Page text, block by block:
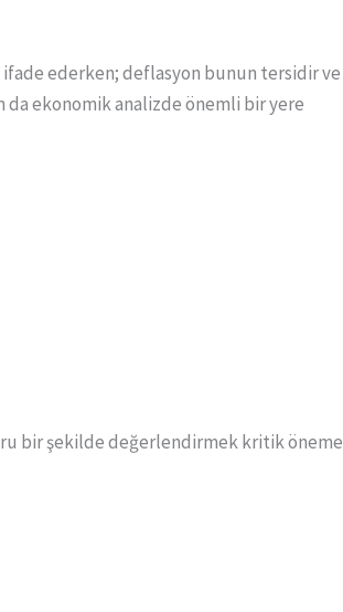
ederken; deflasyon bunun tersidir ve
ekonomik analizde önemli bir yere
bir şekilde değerlendirmek kritik öneme